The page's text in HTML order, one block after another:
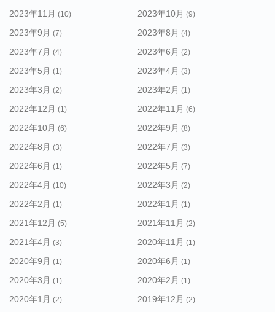
2023年11月 (10) 2023年10月 (9)
2023年9月 (7) 2023年8月 (4)
2023年7月 (4) 2023年6月 (2)
2023年5月 (1) 2023年4月 (3)
2023年3月 (2) 2023年2月 (1)
2022年12月 (1) 2022年11月 (6)
2022年10月 (6) 2022年9月 (8)
2022年8月 (3) 2022年7月 (3)
2022年6月 (1) 2022年5月 (7)
2022年4月 (10) 2022年3月 (2)
2022年2月 (1) 2022年1月 (1)
2021年12月 (5) 2021年11月 (2)
2021年4月 (3) 2020年11月 (1)
2020年9月 (1) 2020年6月 (1)
2020年3月 (1) 2020年2月 (1)
2020年1月 (2) 2019年12月 (2)